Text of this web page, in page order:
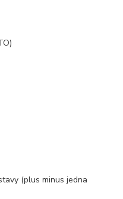
(plus minus jedna